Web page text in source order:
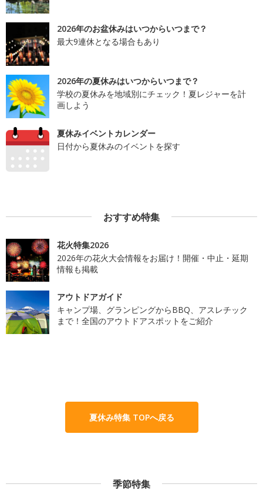
2026年のお盆休みはいつからいつまで？
最大9連休となる場合もあり
2026年の夏休みはいつからいつまで？
学校の夏休みを地域別にチェック！夏レジャーを計
画しよう
夏休みイベントカレンダー
日付から夏休みのイベントを探す
おすすめ特集
花火特集2026
2026年の花火大会情報をお届け！開催・中止・延期
情報も掲載
アウトドアガイド
キャンプ場、グランピングからBBQ、アスレチック
まで！全国のアウトドアスポットをご紹介
夏休み特集 TOPへ戻る
季節特集